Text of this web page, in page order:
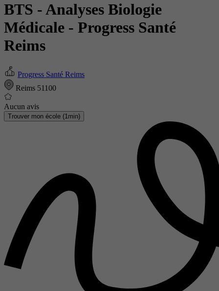
BTS - Analyses Biologie
Médicale - Progress Santé
Reims
Progress Santé Reims
Reims 51100
Aucun avis
Trouver mon école (1min)